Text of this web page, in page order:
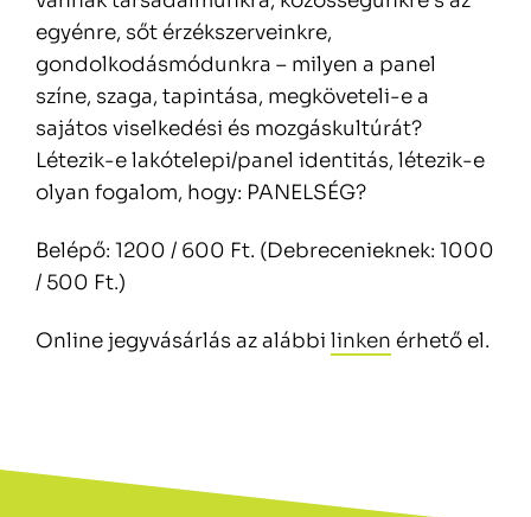
egyénre, sőt érzékszerveinkre,
gondolkodásmódunkra – milyen a panel
színe, szaga, tapintása, megköveteli-e a
sajátos viselkedési és mozgáskultúrát?
Létezik-e lakótelepi/panel identitás, létezik-e
olyan fogalom, hogy: PANELSÉG?
Belépő: 1200 / 600 Ft. (Debrecenieknek: 1000
/ 500 Ft.)
Online jegyvásárlás az alábbi linken érhető el.